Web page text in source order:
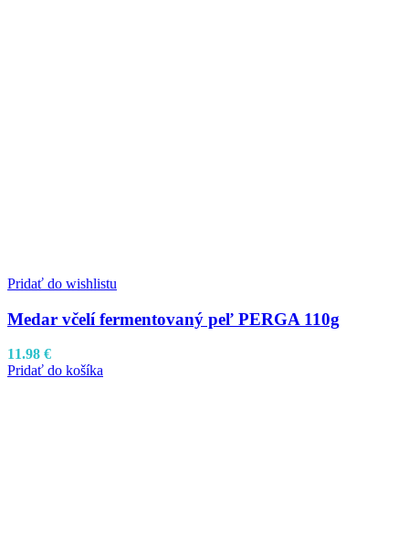
Pridať do wishlistu
Medar včelí fermentovaný peľ PERGA 110g
11.98 €
Pridať do košíka